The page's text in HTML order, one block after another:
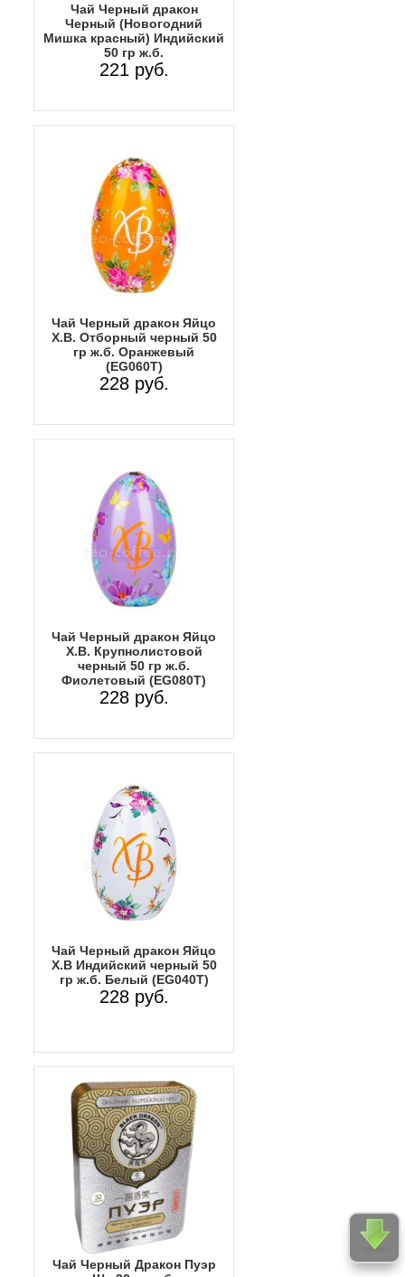
Чай Черный дракон
Черный (Новогодний
Мишка красный) Индийский
50 гр ж.б.
221 руб.
Чай Черный дракон Яйцо
Х.В. Отборный черный 50
гр ж.б. Оранжевый
(EG060T)
228 руб.
Чай Черный дракон Яйцо
Х.В. Крупнолистовой
черный 50 гр ж.б.
Фиолетовый (EG080T)
228 руб.
Чай Черный дракон Яйцо
Х.В Индийский черный 50
гр ж.б. Белый (EG040T)
228 руб.
Чай Черный Дракон Пуэр